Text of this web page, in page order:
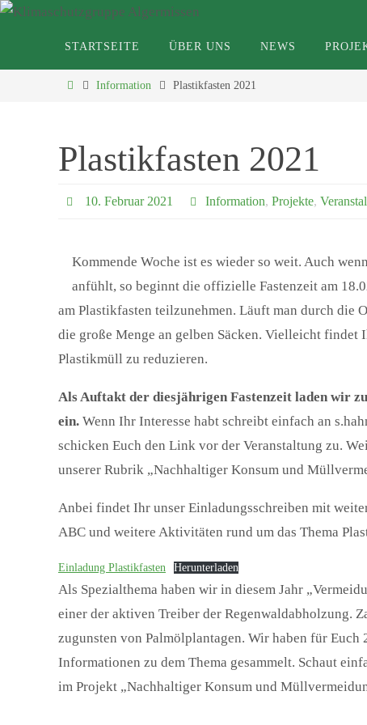
Zum
STARTSEITE ÜBER UNS NEWS
StartInformation Plastikfasten 2021
Plastikfasten 2021
10. Februar 2021 Information, Projekte,
Kommende Woche ist es wieder so weit. Auch
anfühlt, so beginnt die offizielle Fastenzeit am
am Plastikfasten teilzunehmen. Läuft man durch die
die große Menge an gelben Säcken. Vielleicht findet
Plastikmüll zu reduzieren.
Als Auftakt der diesjährigen Fastenzeit laden wir
ein. Wenn Ihr Interesse habt schreibt einfach an
schicken Euch den Link vor der Veranstaltung zu.
unserer Rubrik „Nachhaltiger Konsum und
Anbei findet Ihr unser Einladungsschreiben mit
ABC und weitere Aktivitäten rund um das Thema
Einladung Plastikfasten Herunterladen
Als Spezialthema haben wir in diesem Jahr
einer der aktiven Treiber der Regenwaldabholzung.
zugunsten von Palmölplantagen. Wir haben für
Informationen zu dem Thema gesammelt. Schaut
im Projekt „Nachhaltiger Konsum und